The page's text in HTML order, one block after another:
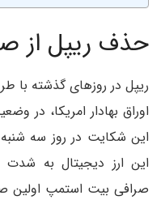
حذف ریپل از
ریپل در روزهای گذشته
اوراق بهادار امریکا، در
این ارز دیجیتال به
صرافی بیت استمپ اولین